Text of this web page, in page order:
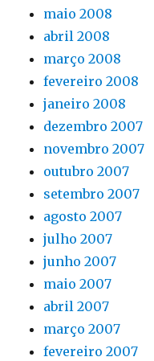
maio 2008
abril 2008
março 2008
fevereiro 2008
janeiro 2008
dezembro 2007
novembro 2007
outubro 2007
setembro 2007
agosto 2007
julho 2007
junho 2007
maio 2007
abril 2007
março 2007
fevereiro 2007